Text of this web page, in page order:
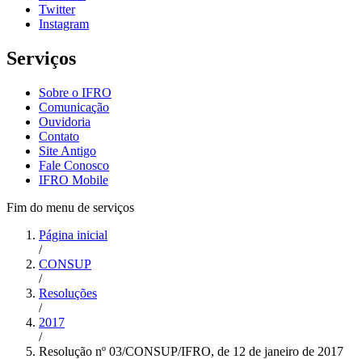
Twitter
Instagram
Serviços
Sobre o IFRO
Comunicação
Ouvidoria
Contato
Site Antigo
Fale Conosco
IFRO Mobile
Fim do menu de serviços
Página inicial
/
CONSUP
/
Resoluções
/
2017
/
Resolução nº 03/CONSUP/IFRO, de 12 de janeiro de 2017